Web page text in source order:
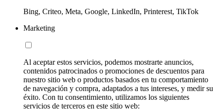
Bing, Criteo, Meta, Google, LinkedIn, Printerest, TikTok
Marketing
Al aceptar estos servicios, podemos mostrarte anuncios,
contenidos patrocinados o promociones de descuentos para
nuestro sitio web o productos basados en tu comportamiento
de navegación y compra, adaptados a tus intereses, y medir su
éxito. Con tu consentimiento, utilizamos los siguientes
servicios de terceros en este sitio web: